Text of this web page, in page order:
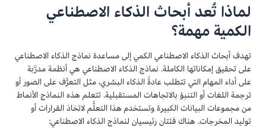
لماذا تُعد أبحاث الذكاء الاصطناعي
الكمية مهمة؟
تهدف أبحاث الذكاء الاصطناعي الكمي إلى مساعدة نماذج الذكاء الاصطناعي
على تحقيق إمكاناتها الكاملة. نماذج الذكاء الاصطناعي هي أنظمة مدرَّبة
على أداء المهام التي تتطلب عادةً الذكاء البشري، مثل التعرُّف على الصور أو
ترجمة اللغات أو التنبؤ بالاتجاهات المستقبلية. تتعلم هذه النماذج الأنماط
من مجموعات البيانات الكبيرة وتستخدم هذا التعلُّم لاتخاذ القرارات أو
توليد المخرجات. هناك فئتان رئيسيان لنماذج الذكاء الاصطناعي: